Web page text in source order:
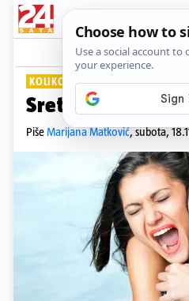
KOLIKO STE SRETNI?
Sretni ljudi
PišeMarijana Matković,subota,